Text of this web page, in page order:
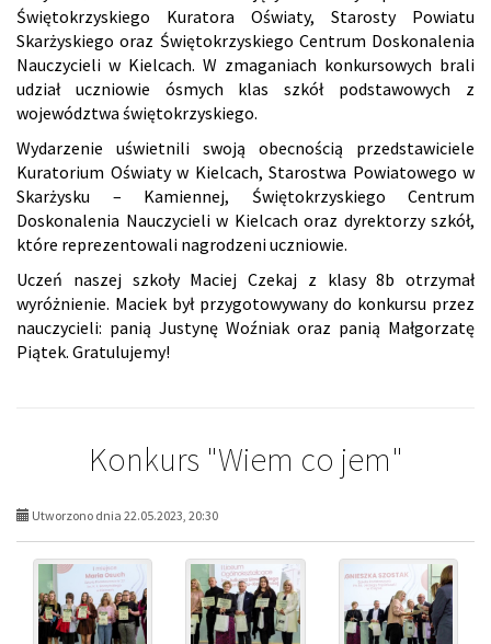
Świętokrzyskiego Kuratora Oświaty, Starosty Powiatu
Skarżyskiego oraz Świętokrzyskiego Centrum Doskonalenia
Nauczycieli w Kielcach. W zmaganiach konkursowych brali
udział uczniowie ósmych klas szkół podstawowych z
województwa świętokrzyskiego.
Wydarzenie uświetnili swoją obecnością przedstawiciele
Kuratorium Oświaty w Kielcach, Starostwa Powiatowego w
Skarżysku – Kamiennej, Świętokrzyskiego Centrum
Doskonalenia Nauczycieli w Kielcach oraz dyrektorzy szkół,
które reprezentowali nagrodzeni uczniowie.
Uczeń naszej szkoły Maciej Czekaj z klasy 8b otrzymał
wyróżnienie. Maciek był przygotowywany do konkursu przez
nauczycieli: panią Justynę Woźniak oraz panią Małgorzatę
Piątek. Gratulujemy!
Konkurs "Wiem co jem"
Utworzono dnia 22.05.2023, 20:30